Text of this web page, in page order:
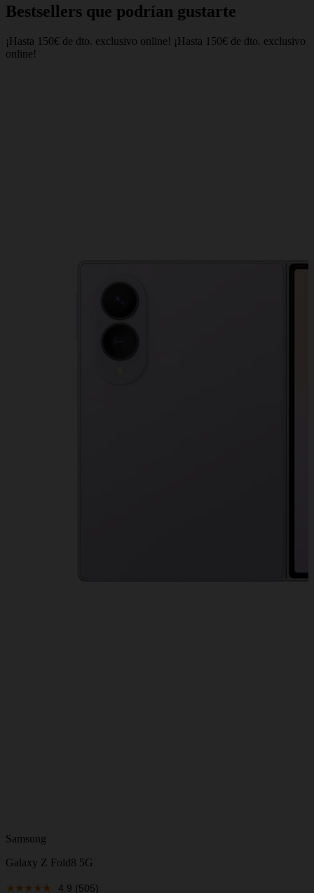
Bestsellers que podrían gustarte
¡Hasta 150€ de dto. exclusivo online! ¡Hasta 150€ de dto. exclusivo
online!
Samsung
Galaxy Z Fold8 5G
4.9 (505)